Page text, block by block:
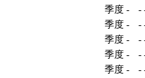
季度 - -
季度 - -
季度 - -
季度 - -
季度 - -